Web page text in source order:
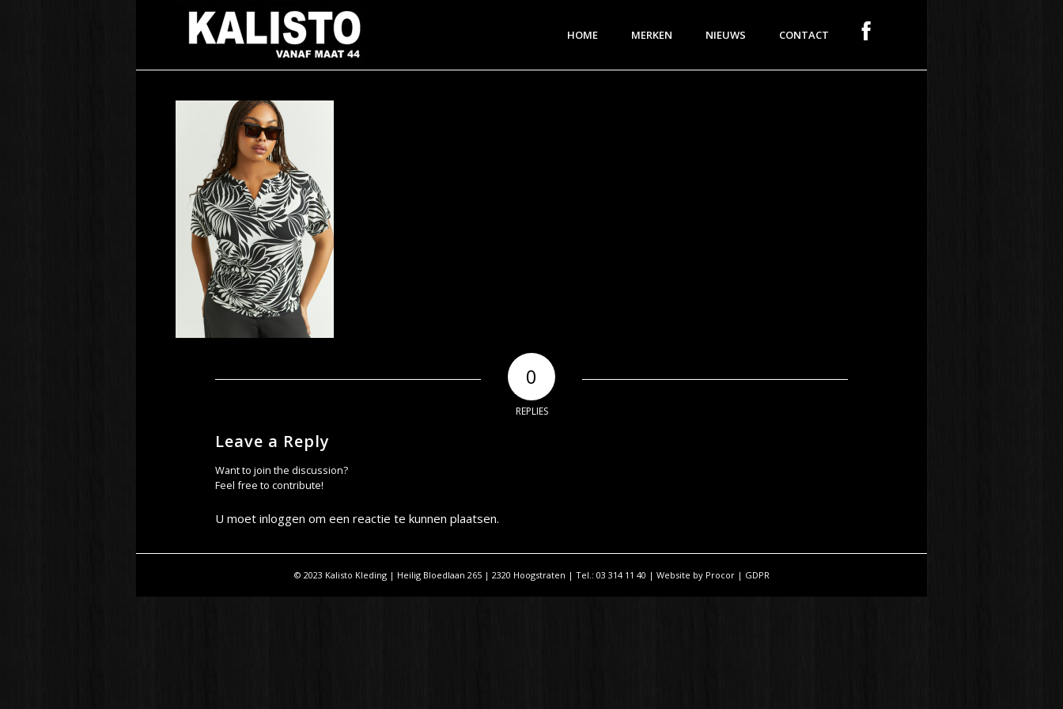
HOME MERKEN NIEUWS CONTACT
0
REPLIES
Leave a Reply
Want to join the discussion?
Feel free to contribute!
U moet inloggen om een reactie te kunnen plaatsen.
© 2023 Kalisto Kleding | Heilig Bloedlaan 265 | 2320 Hoogstraten | Tel.: 03 314 11 40 | Website by Procor| GDPR